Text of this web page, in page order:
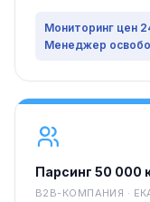
Мониторинг цен
Менеджер
Парсинг 50 000
B2B-КОМПАНИЯ ·